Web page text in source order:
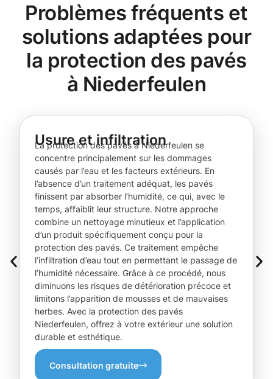
Problèmes fréquents et
solutions adaptées pour
la protection des pavés
à Niederfeulen
Usure et infiltration
La protection des pavés à Niederfeulen se
concentre principalement sur les dommages
causés par l’eau et les facteurs extérieurs. En
l’absence d’un traitement adéquat, les pavés
finissent par absorber l’humidité, ce qui, avec le
temps, affaiblit leur structure. Notre approche
combine un nettoyage minutieux et l’application
d’un produit spécifiquement conçu pour la
protection des pavés. Ce traitement empêche
l’infiltration d’eau tout en permettant le passage de
l’humidité nécessaire. Grâce à ce procédé, nous
diminuons les risques de détérioration précoce et
limitons l’apparition de mousses et de mauvaises
herbes. Avec la protection des pavés
Niederfeulen, offrez à votre extérieur une solution
durable et esthétique.
Consultation gratuite